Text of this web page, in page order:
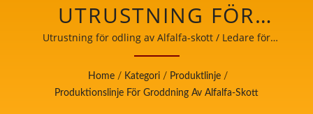
UTRUSTNING FÖR
GRODDNING AV
ALFALFA, KOMMERSIELL
ALFALFA-GRODDAR
Utrustning för odling av Alfalfa-skott / Ledare för
maskiner för automatisk tofu- och sojamjölksproduktion
med högsta prioritet på livsmedelssäkerhet.
Home / Kategori / Produktlinje /
Produktionslinje För Groddning Av Alfalfa-Skott